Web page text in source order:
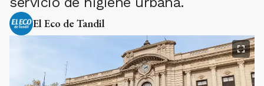
El Eco de Tandil